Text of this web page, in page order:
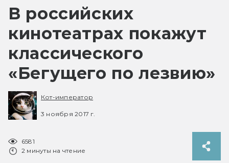
В российских
кинотеатрах покажут
классического
«Бегущего по лезвию»
Кот-император
3 ноября 2017 г.
6581
2 минуты на чтение